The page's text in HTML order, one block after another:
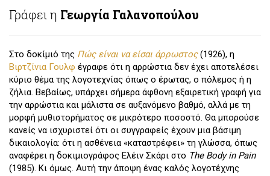
Γράφει η Γεωργία Γαλανοπούλου
Στο δοκίμιό της Πώς είναι να είσαι άρρωστος(1926), η
Βιρτζίνια Γουλφ έγραφε ότι η αρρώστια δεν έχει αποτελέσει
κύριο θέμα της λογοτεχνίας όπως ο έρωτας, ο πόλεμος ή η
ζήλια. Βεβαίως, υπάρχει σήμερα άφθονη εξαιρετική γραφή για
την αρρώστια και μάλιστα σε αυξανόμενο βαθμό, αλλά με τη
μορφή μυθιστορήματος σε μικρότερο ποσοστό. Θα μπορούσε
κανείς να ισχυριστεί ότι οι συγγραφείς έχουν μια βάσιμη
δικαιολογία: ότι η ασθένεια «καταστρέφει» τη γλώσσα, όπως
αναφέρει η δοκιμιογράφος Ελέιν Σκάρι στο The Body in Pain
(1985). Κι όμως. Αυτή την άποψη ένας καλός λογοτέχνης